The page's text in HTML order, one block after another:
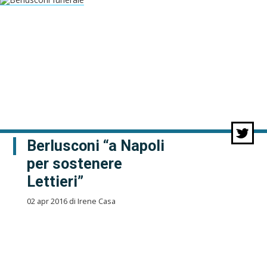
Berlusconi “a Napoli
per sostenere
Lettieri”
02 apr 2016 di Irene Casa